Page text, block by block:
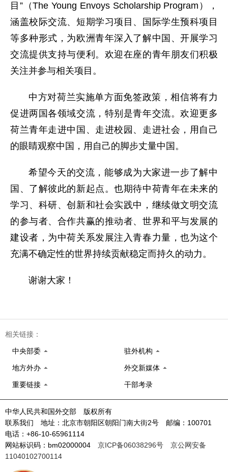
目”（The Young Envoys Scholarship Program），
涵盖校际交流、短期学习项目、国际学生预科项目
等多种形式，为欧洲青年深入了解中国、开展学习
交流提供支持与便利。欢迎在座的青年朋友们积极
关注并参与相关项目。
中方对荷兰实施单方面免签政策，相信将有力
促进两国各领域交流，特别是青年交流。欢迎更多
荷兰青年走进中国、走进校园、走进社会，用自己
的眼睛观察中国，用自己的脚步丈量中国。
希望今天的交流，能够成为大家进一步了解中
国、了解彼此的新起点。也期待中荷青年在未来的
学习、科研、创新和社会实践中，继续做文明交流
的参与者、合作共赢的推动者、世界和平与发展的
建设者，为中荷关系发展注入青春力量，也为这个
充满不确定性的世界持续贡献稳定而持久的动力。
谢谢大家！
相关链接：
中央部委 驻外机构
地方外办 外交新媒体
重要链接 干部考录
中华人民共和国外交部 版权所有
联系我们 地址：北京市朝阳区朝阳门南大街2号 邮编：100701
电话：+86-10-65961114
网站标识码：bm02000004 京ICP备06038296号
京公网安备
11040102700114